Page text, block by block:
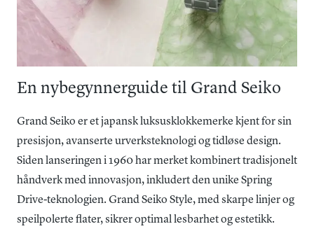
En nybegynnerguide til Grand Seiko
Grand Seiko er et japansk luksusklokkemerke kjent for sin
presisjon, avanserte urverksteknologi og tidløse design.
Siden lanseringen i 1960 har merket kombinert tradisjonelt
håndverk med innovasjon, inkludert den unike Spring
Drive-teknologien. Grand Seiko Style, med skarpe linjer og
speilpolerte flater, sikrer optimal lesbarhet og estetikk.